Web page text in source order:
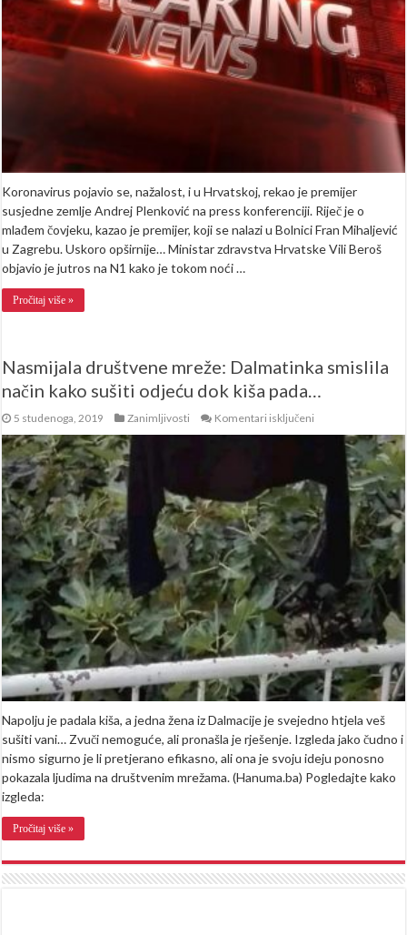
Koronavirus pojavio se, nažalost, i u Hrvatskoj, rekao je premijer
susjedne zemlje Andrej Plenković na press konferenciji. Riječ je o
mlađem čovjeku, kazao je premijer, koji se nalazi u Bolnici Fran Mihaljević
u Zagrebu. Uskoro opširnije… Ministar zdravstva Hrvatske Vili Beroš
objavio je jutros na N1 kako je tokom noći …
Pročitaj više »
Nasmijala društvene mreže: Dalmatinka smislila
način kako sušiti odjeću dok kiša pada…
5 studenoga, 2019 Zanimljivosti Komentari isključeni
društvene
mreže:
Dalmatinka
smislila
način
kako
sušiti
odjeću
dok
pada…
Napolju je padala kiša, a jedna žena iz Dalmacije je svejedno htjela veš
sušiti vani… Zvuči nemoguće, ali pronašla je rješenje. Izgleda jako čudno i
nismo sigurno je li pretjerano efikasno, ali ona je svoju ideju ponosno
pokazala ljudima na društvenim mrežama. (Hanuma.ba) Pogledajte kako
izgleda:
Pročitaj više »